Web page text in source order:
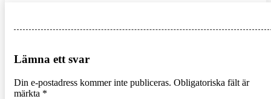
Lämna ett svar
Din e-postadress kommer inte publiceras. Obligatoriska fält är
märkta *